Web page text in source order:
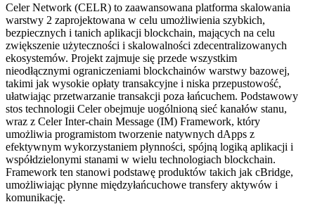
Celer Network (CELR) to zaawansowana platforma skalowania
warstwy 2 zaprojektowana w celu umożliwienia szybkich,
bezpiecznych i tanich aplikacji blockchain, mających na celu
zwiększenie użyteczności i skalowalności zdecentralizowanych
ekosystemów. Projekt zajmuje się przede wszystkim
nieodłącznymi ograniczeniami blockchainów warstwy bazowej,
takimi jak wysokie opłaty transakcyjne i niska przepustowość,
ułatwiając przetwarzanie transakcji poza łańcuchem. Podstawowy
stos technologii Celer obejmuje uogólnioną sieć kanałów stanu,
wraz z Celer Inter-chain Message (IM) Framework, który
umożliwia programistom tworzenie natywnych dApps z
efektywnym wykorzystaniem płynności, spójną logiką aplikacji i
współdzielonymi stanami w wielu technologiach blockchain.
Framework ten stanowi podstawę produktów takich jak cBridge,
umożliwiając płynne międzyłańcuchowe transfery aktywów i
komunikację.